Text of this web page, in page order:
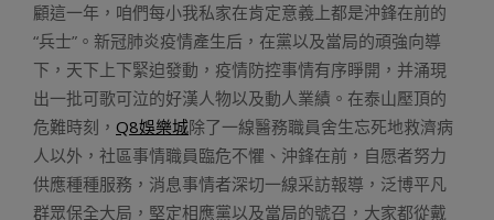
顧這一年，咱們每小我私家在肯定意義上都是沖鋒在前的
“兵士”。新冠肺炎疫情產生后，在黨以及當局的頑強向導
下，天下上下緊迫發動，疫情防控事情有序睜開，并涌現
出一批可歌可泣的好漢人物以及動人業績。在泰山壓頂的
危難時刻， Q8娛樂城除了一線醫務職員舍生忘死地救濟病
人以外，社區事情職員臨危不懼、沖鋒在前，自愿者努力
供應種種服務，消息事情者深切一線采訪報導，泛博平凡
群眾保全大局，堅定相應黨以及當局的號召，大家都從戴